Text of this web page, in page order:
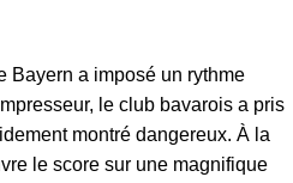
Bayern a imposé un rythme
le club bavarois a pris
montré dangereux. À la
le score sur une magnifique